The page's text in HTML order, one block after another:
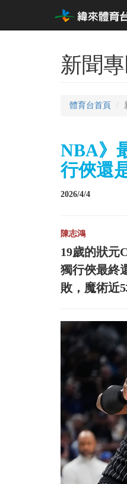
新聞
體育台首頁
NBA》
行俠還
2026/4/4
陳志鴻
19歲的狀元
獨行俠最終
敗，魔術近5